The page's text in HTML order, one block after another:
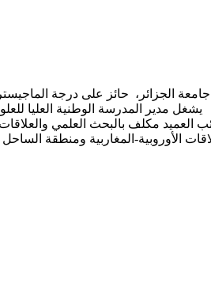
مكلف بالبحث العلمي والعلاقات